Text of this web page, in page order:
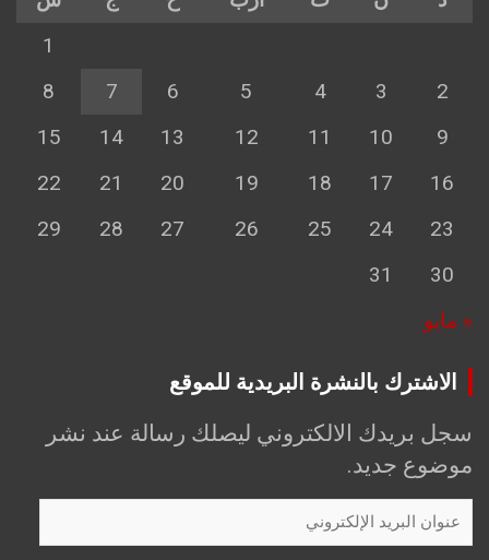
1
2
3
4
5
6
7
8
9
10
11
12
13
14
15
16
17
18
19
20
21
22
23
24
25
26
27
28
29
30
31
« مايو
الاشترك بالنشرة البريدية للموقع
سجل بريدك الالكتروني ليصلك رسالة عند نشر
موضوع جديد.
عنوان
البريد